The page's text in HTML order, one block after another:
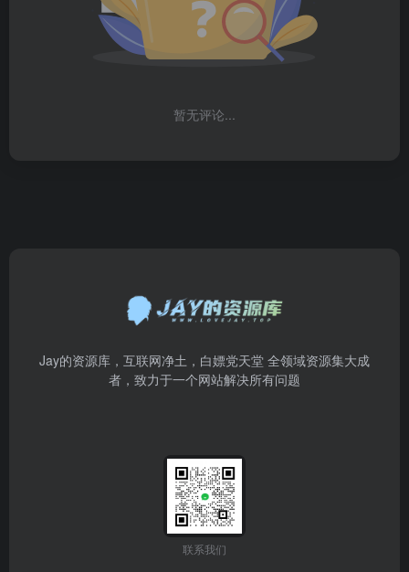
暂无评论...
Jay的资源库，互联网净土，白嫖党天堂 全领域资源集大成
者，致力于一个网站解决所有问题
联系我们